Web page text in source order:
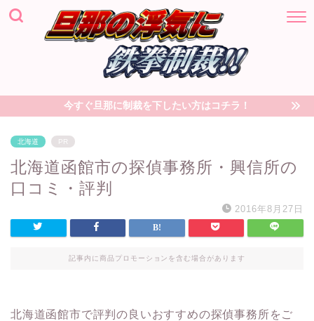
今すぐ旦那に制裁を下したい方はコチラ！
北海道 PR
北海道函館市の探偵事務所・興信所の
口コミ・評判
2016年8月27日
記事内に商品プロモーションを含む場合があります
北海道函館市で評判の良いおすすめの探偵事務所をご